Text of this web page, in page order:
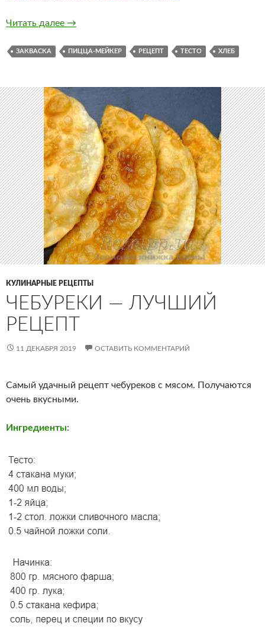
Читать далее Армянский хлеб «Матнакаш» в пицца-
→
ЗАКВАСКА ПИЦЦА-МЕЙКЕР РЕЦЕПТ ТЕСТО ХЛЕБ
КУЛИНАРНЫЕ РЕЦЕПТЫ
ЧЕБУРЕКИ — ЛУЧШИЙ
РЕЦЕПТ
11 ДЕКАБРЯ 2019 ОСТАВИТЬ КОММЕНТАРИЙ
Самый удачный рецепт чебуреков с мясом. Получаются
очень вкусными.
Ингредиенты: